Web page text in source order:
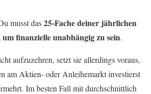
musst das25-Fache deiner jährlichen
finanzielle unabhängig zu sein.
aufzuzehren, setzt sie allerdings voraus,
am Aktien- oder Anleihemarkt investierst
Im besten Fall mit durchschnittlich